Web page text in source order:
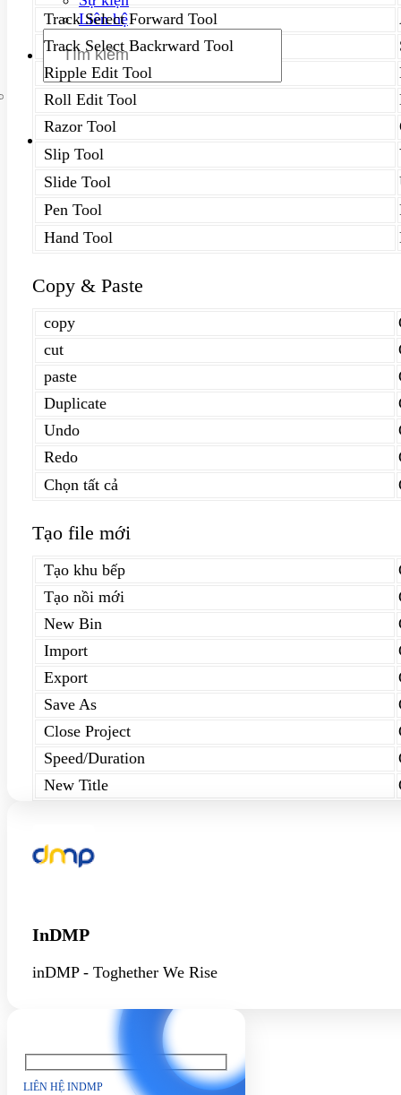
Liên hệ
Track Select Forward Tool
Track Select Backrward Tool
Ripple Edit Tool
Roll Edit Tool
Razor Tool
Slip Tool
Slide Tool
Pen Tool
Hand Tool
Copy & Paste
copy
cut
paste
Duplicate
Undo
Redo
Chọn tất cả
Tạo file mới
Tạo khu bếp
Tạo nồi mới
New Bin
Import
Export
Save As
Close Project
Speed/Duration
New Title
InDMP
inDMP - Toghether We Rise
LIÊN HỆ INDMP